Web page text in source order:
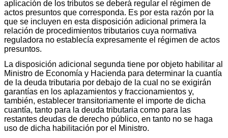
aplicación de los tributos se deberá regular el régimen de
actos presuntos que corresponda. Es por esta razón por la
que se incluyen en esta disposición adicional primera la
relación de procedimientos tributarios cuya normativa
reguladora no establecía expresamente el régimen de actos
presuntos.
La disposición adicional segunda tiene por objeto habilitar al
Ministro de Economía y Hacienda para determinar la cuantía
de la deuda tributaria por debajo de la cual no se exigirán
garantías en los aplazamientos y fraccionamientos y,
también, establecer transitoriamente el importe de dicha
cuantía, tanto para la deuda tributaria como para las
restantes deudas de derecho público, en tanto no se haga
uso de dicha habilitación por el Ministro.